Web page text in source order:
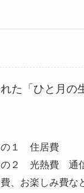
た「ひと月の
の１ 住居費
の２ 光熱費 通
、お楽しみ費な